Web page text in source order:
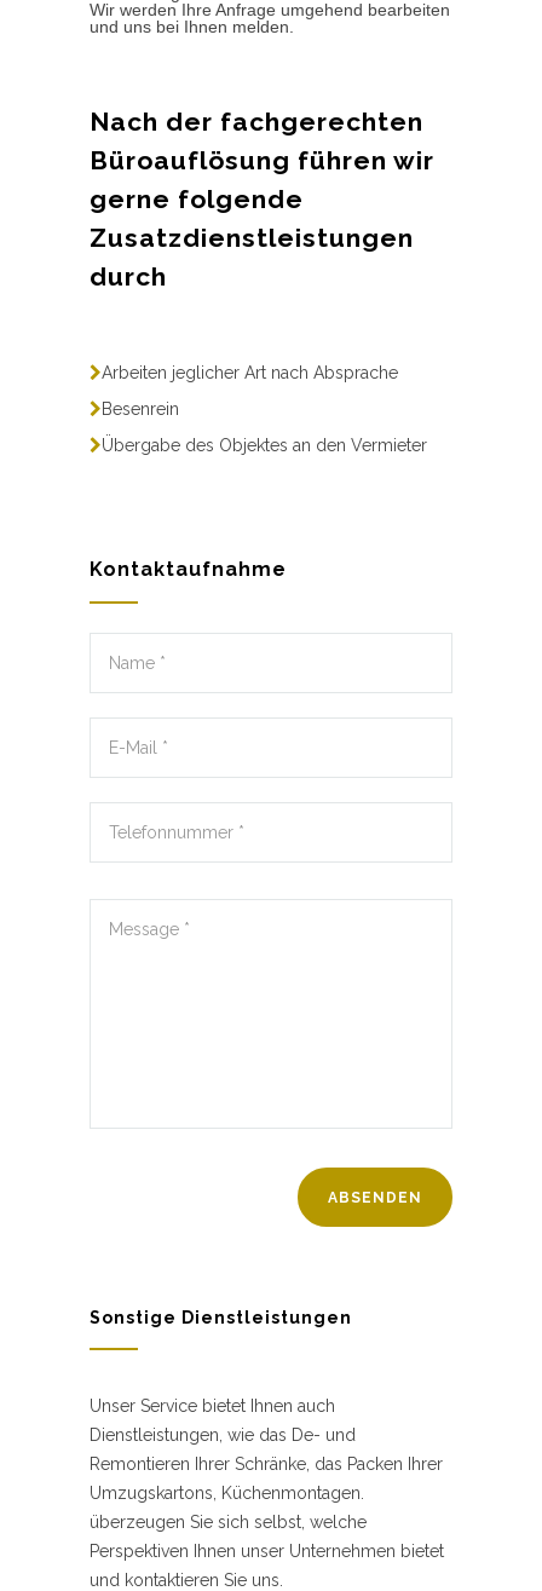
Wir werden Ihre Anfrage umgehend bearbeiten
und uns bei Ihnen melden.
Nach der fachgerechten
Büroauflösung führen wir
gerne folgende
Zusatzdienstleistungen
durch
Arbeiten jeglicher Art nach Absprache
Besenrein
Übergabe des Objektes an den Vermieter
Kontaktaufnahme
Sonstige Dienstleistungen
Unser Service bietet Ihnen auch
Dienstleistungen, wie das De- und
Remontieren Ihrer Schränke, das Packen Ihrer
Umzugskartons, Küchenmontagen.
überzeugen Sie sich selbst, welche
Perspektiven Ihnen unser Unternehmen bietet
und kontaktieren Sie uns.